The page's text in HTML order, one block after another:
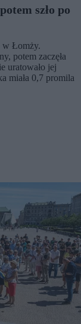
szło po
w Łomży.
potem zaczęła
uratowało jej
miała 0,7 promila